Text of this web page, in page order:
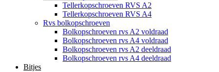
Tellerkopschroeven RVS A2
Tellerkopschroeven RVS A4
Rvs bolkopschroeven
Bolkopschroeven rvs A2 voldraad
Bolkopschroeven rvs A4 voldraad
Bolkopschroeven rvs A2 deeldraad
Bolkopschroeven rvs A4 deeldraad
Bitjes